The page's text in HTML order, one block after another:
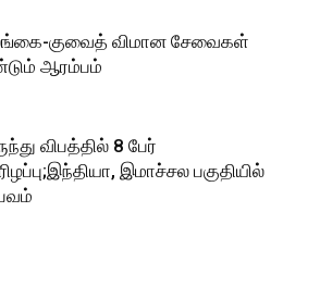
குவைத் விமான சேவைகள்
ஆரம்பம்
விபத்தில் 8 பேர்
இமாச்சல பகுதியில்